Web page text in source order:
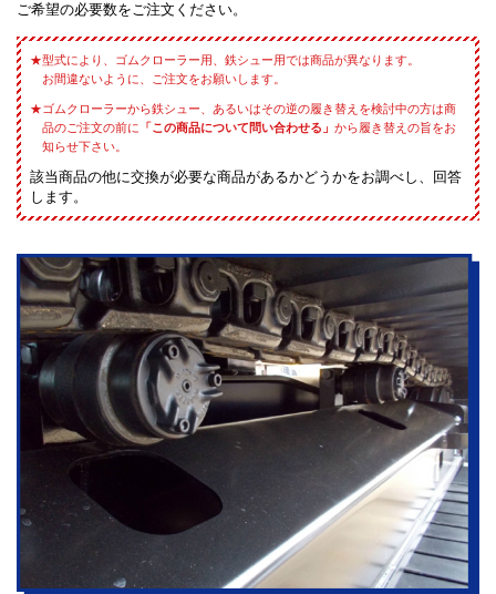
ご希望の必要数をご注文ください。
型式により、ゴムクローラー用、鉄シュー用では商品が異なります。
お間違ないように、ご注文をお願いします。
ゴムクローラーから鉄シュー、あるいはその逆の履き替えを検討中の方は商
品のご注文の前に 「この商品について問い合わせる」から履き替えの旨をお
知らせ下さい。
該当商品の他に交換が必要な商品があるかどうかをお調べし、回答
します。